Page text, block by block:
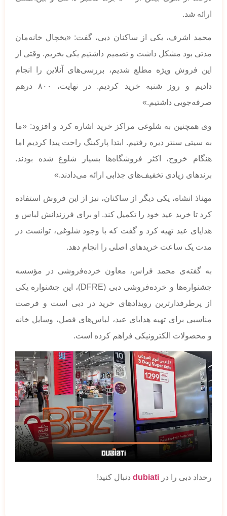
ارائه شد.
محمد اشرف، یکی از ساکنان دبی، گفت: «یخچال خانه‌مان
مدتی بود مشکل داشت و تصمیم داشتیم یکی بخریم. وقتی از
این فروش ویژه مطلع شدیم، بررسی‌های آنلاین را انجام
دادیم و روز شنبه خرید کردیم. در نهایت، ۸۰۰ درهم
صرفه‌جویی داشتیم.»
وی همچنین به شلوغی مراکز خرید اشاره کرد و افزود: «ما
به سیتی سنتر دیره رفتیم. ابتدا پارکینگ راحت پیدا کردیم اما
هنگام خروج، اکثر فروشگاه‌ها بسیار شلوغ شده بودند.
برندهای زیادی تخفیف‌های جذابی ارائه می‌دادند.»
مهناذ انشاه، یکی دیگر از ساکنان، نیز از این فروش استفاده
کرد تا خرید عید خود را تکمیل کند. او برای فرزندانش لباس و
هدایای عید تهیه کرد و گفت که با وجود شلوغی، توانست در
مدت یک ساعت خریدهای اصلی را انجام دهد.
به گفته‌ی محمد فراس، معاون خرده‌فروشی در مؤسسه
جشنواره‌ها و خرده‌فروشی دبی (DFRE)، این جشنواره یکی
از پرطرفدارترین رویدادهای خرید در دبی است و فرصت
مناسبی برای تهیه هدایای عید، لباس‌های فصل، وسایل خانه
و محصولات الکترونیکی فراهم کرده است.
رخداد دبی را در dubiati دنبال کنید!